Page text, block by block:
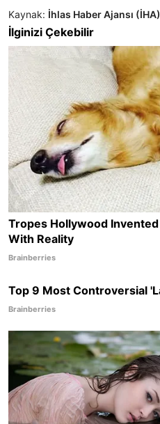
Kaynak: İhlas Haber Ajansı (İHA)